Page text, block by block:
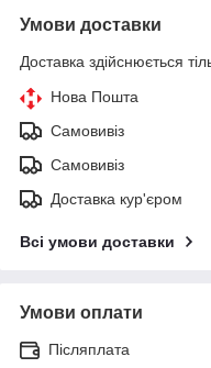
Умови доставки
Доставка здійснюється
Нова Пошта
Самовивіз
Самовивіз
Доставка кур'єром
Всі умови доставки
Умови оплати
Післяплата